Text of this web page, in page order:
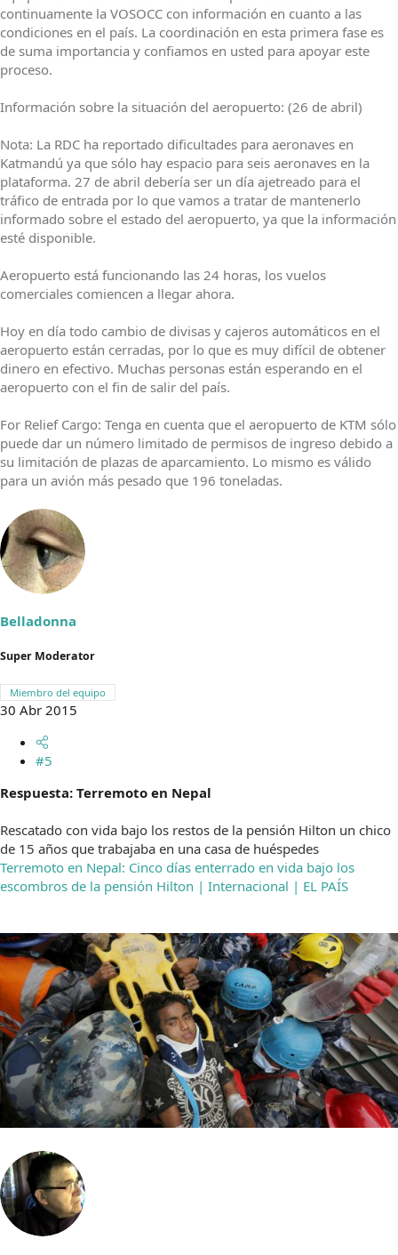
continuamente la VOSOCC con información en cuanto a las
condiciones en el país. La coordinación en esta primera fase es
de suma importancia y confiamos en usted para apoyar este
proceso.
Información sobre la situación del aeropuerto: (26 de abril)
Nota: La RDC ha reportado dificultades para aeronaves en
Katmandú ya que sólo hay espacio para seis aeronaves en la
plataforma. 27 de abril debería ser un día ajetreado para el
tráfico de entrada por lo que vamos a tratar de mantenerlo
informado sobre el estado del aeropuerto, ya que la información
esté disponible.
Aeropuerto está funcionando las 24 horas, los vuelos
comerciales comiencen a llegar ahora.
Hoy en día todo cambio de divisas y cajeros automáticos en el
aeropuerto están cerradas, por lo que es muy difícil de obtener
dinero en efectivo. Muchas personas están esperando en el
aeropuerto con el fin de salir del país.
For Relief Cargo: Tenga en cuenta que el aeropuerto de KTM sólo
puede dar un número limitado de permisos de ingreso debido a
su limitación de plazas de aparcamiento. Lo mismo es válido
para un avión más pesado que 196 toneladas.
Belladonna
Super Moderator
Miembro del equipo
30 Abr 2015
#5
Respuesta: Terremoto en Nepal
Rescatado con vida bajo los restos de la pensión Hilton un chico
de 15 años que trabajaba en una casa de huéspedes
Terremoto en Nepal: Cinco días enterrado en vida bajo los
escombros de la pensión Hilton | Internacional | EL PAÍS